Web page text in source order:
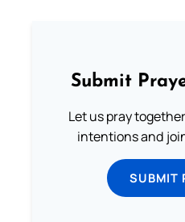
Submit
Let us pray
intentions and
SUBMIT